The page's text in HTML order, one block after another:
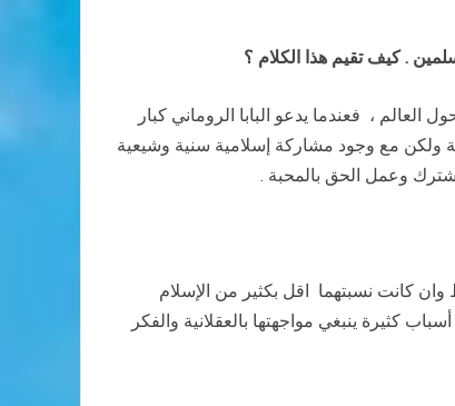
. كيف تقيم هذا الكلام ؟
، فعندما يدعو البابا الروماني كبار
ولكن مع وجود مشاركة إسلامية سنية وشيعية
وعمل الحق بالمحبة .
كانت نسبتهما اقل بكثير من الإسلام
كثيرة ينبغي مواجهتها بالعقلانية والفكر